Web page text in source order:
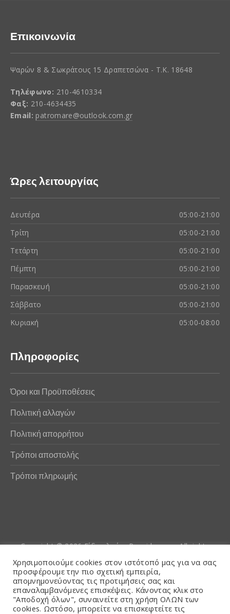
Επικοινωνία
Ψαρών 8 & Σωκράτους 15 Δραπετσώνα - Τ.Κ. 18648
Τηλέφωνο: 210-4610334
Φαξ: 210-4634435
Email: patromare@outlook.com.gr
Ώρες λειτουργίας
Δευτέρα
05:00-21:00
Τρίτη
05:00-21:00
Τετάρτη
05:00-21:00
Πέμπτη
05:00-21:00
Παρασκευή
05:00-21:00
Σάββατο
05:00-21:00
Κυριακή
05:00-08:00
Πληροφορίες
Όροι και Προϋποθέσεις
Πολιτική αλλαγών
Πολιτική απορρήτου
Τρόποι αποστολής
Τρόποι πληρωμής
Copyright © 2026Είδη αλιείας Poseidwnn.gr. All rights
reserved. Powered by
PlexusCore
Όροι και Προϋποθέσεις
Χρησιμοποιούμε cookies στον ιστότοπό μας για να σας
προσφέρουμε την πιο σχετική εμπειρία,
απομνημονεύοντας τις προτιμήσεις σας και
επαναλαμβανόμενες επισκέψεις. Κάνοντας κλικ στο
"Αποδοχή όλων", συναινείτε στη χρήση ΟΛΩΝ των
cookies. Ωστόσο, μπορείτε να επισκεφτείτε τις